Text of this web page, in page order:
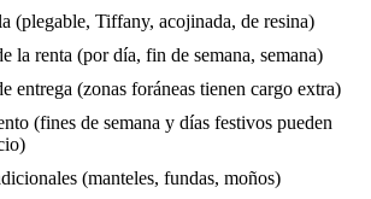
(plegable, Tiffany, acojinada, de resina)
la renta (por día, fin de semana, semana)
entrega (zonas foráneas tienen cargo extra)
(fines de semana y días festivos pueden
(manteles, fundas, moños)